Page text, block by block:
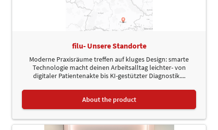
filu- Unsere Standorte
Moderne Praxisräume treffen auf kluges Design: smarte
Technologie macht deinen Arbeitsalltag leichter- von
digitaler Patientenakte bis KI-gestützter Diagnostik....
About the product